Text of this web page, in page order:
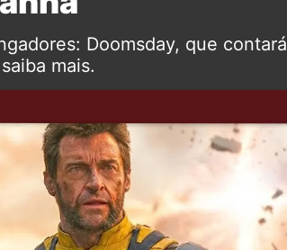
Doomsday, que contará
mais.